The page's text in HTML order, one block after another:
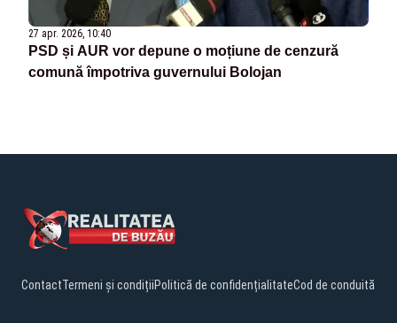
27 apr. 2026, 10:40
PSD și AUR vor depune o moțiune de cenzură
comună împotriva guvernului Bolojan
ContactTermeni și condițiiPolitică de confidențialitateCod de conduită